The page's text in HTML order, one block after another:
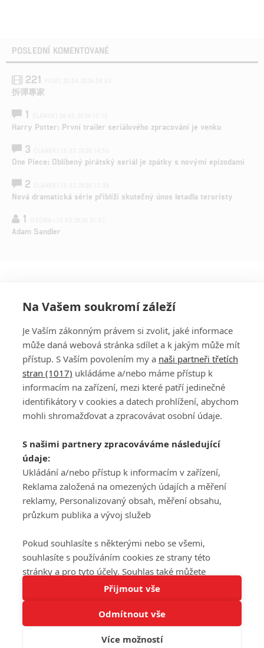
Tato stránka používá soubory cookies.
Rozumím
POSLEDNÍ KOMENTOVANÉ
221
拆彈專家
1
Harry Potter: První trailer seriálového zpracování je venku
3
One Piece: Oblíbený pirátský seriál je zpátky s novými epizodami
2
Nová dramatická série přiblíží skutečný únos letadla teroristy
1
Adam Sandler
PŘIHLÁSIT
REGISTROVAT
DISKUZE
Šéfredaktorkou webu jePetr Slavík, e-mailserialy@fandimefilmu.cz
Máte-li zájem o inzerci na našem webu napište nám na e-mail
studio@koncal.com
Ochrana osobních údajů|Zásady používání cookies |Pravidla webu
Upravit nastavení soukromí
© 2016 – 2026 FandimeSerialum.cz / All rights reserved /
Koncal studio s.r.o., IČO: 03604071, Lýskova 2073/57, Stodůlky, 155
Na Vašem soukromí záleží
Je Vaším zákonným právem si zvolit, jaké informace
může daná webová stránka sdílet a k jakým může mít
přístup. S Vaším povolením my a naši partneři třetích
stran (1017) ukládáme a/nebo máme přístup k
informacím na zařízení, mezi které patří jedinečné
identifikátory v cookies a datech prohlížení, abychom
mohli shromažďovat a zpracovávat osobní údaje.
S našimi partnery zpracováváme následující
údaje:
Ukládání a/nebo přístup k informacím v zařízení,
Reklama založená na omezených údajích a měření
reklamy, Personalizovaný obsah, měření obsahu,
průzkum publika a vývoj služeb
Pokud souhlasíte s některými nebo se všemi,
souhlasíte s používáním cookies ze strany této
stránky a pro tyto účely. Souhlas také můžete
odmítnout, ale v takovém případě vám na stránce
nebudou k dispozici některé personalizované funkce.
Vaše volby souhlasu se budou vztahovat pouze na
tuto webovou stránku. Vaše nastavení a odvolání
souhlasu můžete kdykoli změnit na stránce s
Přijmout vše
Odmítnout vše
Více možností